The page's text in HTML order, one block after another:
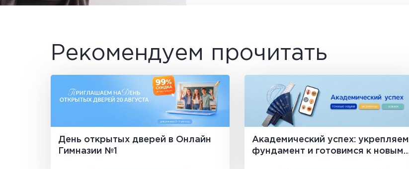
Рекомендуем прочитать
День открытых дверей в Онлайн
Гимназии №1
Академический успех: укрепляем
фундамент и готовимся к новым